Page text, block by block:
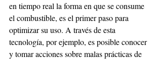
en tiempo real la forma en que se consume
el combustible, es el primer paso para
optimizar su uso. A través de esta
tecnología, por ejemplo, es posible conocer
y tomar acciones sobre malas prácticas de